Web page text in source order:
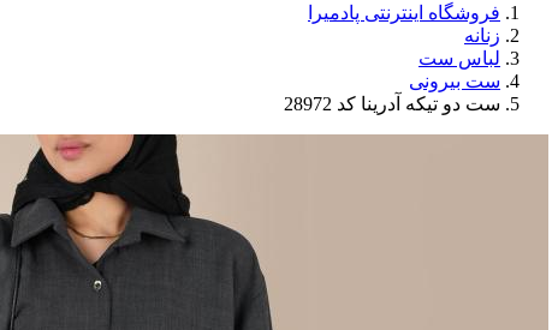
فروشگاه اینترنتی پادمیرا
زنانه
لباس ست
ست بیرونی
ست دو تیکه آدرینا کد 28972